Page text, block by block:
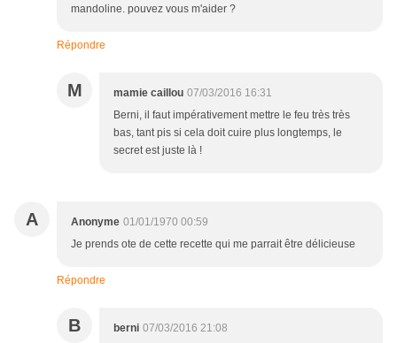
mandoline. pouvez vous m'aider ?
Répondre
M mamie caillou 07/03/2016 16:31
Berni, il faut impérativement mettre le feu très très
bas, tant pis si cela doit cuire plus longtemps, le
secret est juste là !
A Anonyme 01/01/1970 00:59
Je prends ote de cette recette qui me parrait être délicieuse
Répondre
B berni 07/03/2016 21:08